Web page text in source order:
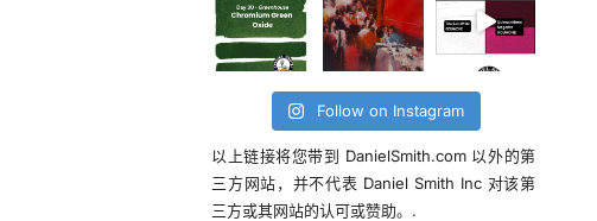
Follow on Instagram
以上链接将您带到 DanielSmith.com 以外的第
三方网站，并不代表 Daniel Smith Inc 对该第
三方或其网站的认可或赞助。.